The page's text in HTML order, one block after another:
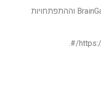
למידע נוסף על הניסוי הקליני של BrainGate וההתפתחויות